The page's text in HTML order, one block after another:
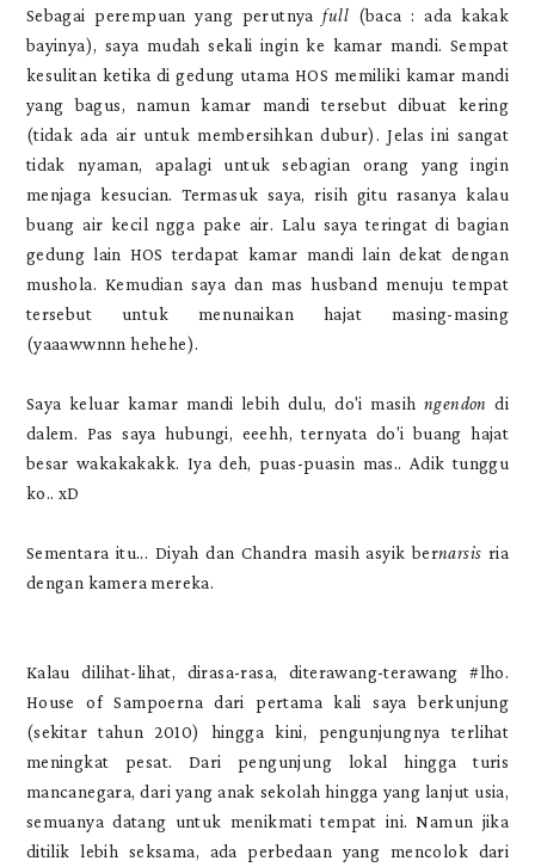
Sebagai perempuan yang perutnyafull (baca : ada kakak
bayinya), saya mudah sekali ingin ke kamar mandi. Sempat
kesulitan ketika di gedung utama HOS memiliki kamar mandi
yang bagus, namun kamar mandi tersebut dibuat kering
(tidak ada air untuk membersihkan dubur). Jelas ini sangat
tidak nyaman, apalagi untuk sebagian orang yang ingin
menjaga kesucian. Termasuk saya, risih gitu rasanya kalau
buang air kecil ngga pake air. Lalu saya teringat di bagian
gedung lain HOS terdapat kamar mandi lain dekat dengan
mushola. Kemudian saya dan mas husband menuju tempat
tersebut untuk menunaikan hajat masing-masing
(yaaawwnnn hehehe).
Saya keluar kamar mandi lebih dulu, do'i masih ngendon di
dalem. Pas saya hubungi, eeehh, ternyata do'i buang hajat
besar wakakakakk. Iya deh, puas-puasin mas.. Adik tunggu
ko.. xD
Sementara itu... Diyah dan Chandra masih asyik bernarsis ria
dengan kamera mereka.
Kalau dilihat-lihat, dirasa-rasa, diterawang-terawang #lho.
House of Sampoerna dari pertama kali saya berkunjung
(sekitar tahun 2010) hingga kini, pengunjungnya terlihat
meningkat pesat. Dari pengunjung lokal hingga turis
mancanegara, dari yang anak sekolah hingga yang lanjut usia,
semuanya datang untuk menikmati tempat ini. Namun jika
ditilik lebih seksama, ada perbedaan yang mencolok dari